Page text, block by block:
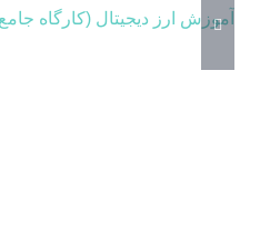
آموزش ارز دیجیتال (کارگاه